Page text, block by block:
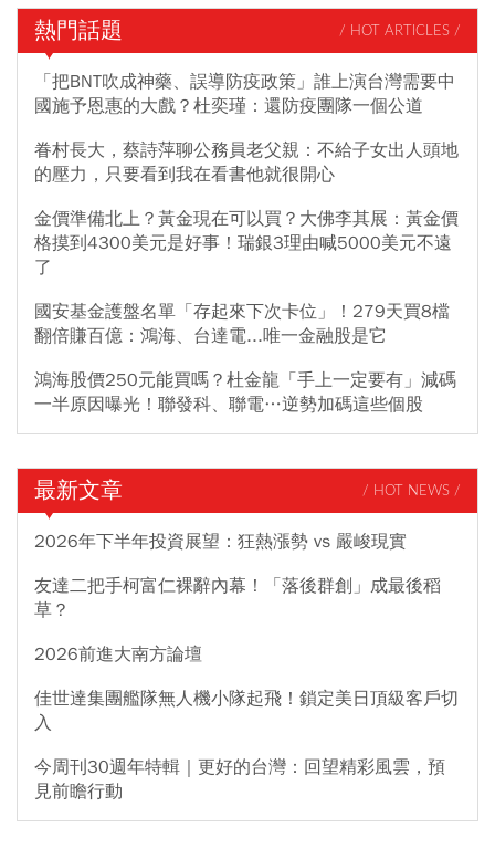
熱門話題 / HOT ARTICLES /
「把BNT吹成神藥、誤導防疫政策」誰上演台灣需要中
國施予恩惠的大戲？杜奕瑾：還防疫團隊一個公道
眷村長大，蔡詩萍聊公務員老父親：不給子女出人頭地
的壓力，只要看到我在看書他就很開心
金價準備北上？黃金現在可以買？大佛李其展：黃金價
格摸到4300美元是好事！瑞銀3理由喊5000美元不遠
了
國安基金護盤名單「存起來下次卡位」！279天買8檔
翻倍賺百億：鴻海、台達電...唯一金融股是它
鴻海股價250元能買嗎？杜金龍「手上一定要有」減碼
一半原因曝光！聯發科、聯電…逆勢加碼這些個股
最新文章 / HOT NEWS /
2026年下半年投資展望：狂熱漲勢 vs 嚴峻現實
友達二把手柯富仁裸辭內幕！「落後群創」成最後稻
草？
2026前進大南方論壇
佳世達集團艦隊無人機小隊起飛！鎖定美日頂級客戶切
入
今周刊30週年特輯｜更好的台灣：回望精彩風雲，預
見前瞻行動